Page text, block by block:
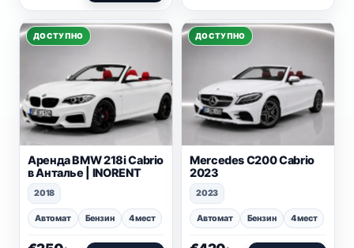
ДОСТУПНО
Аренда BMW 218i Cabrio
в Анталье | INORENT
2018
Автомат Бензин 4 мест
ДОСТУПНО
Mercedes C200 Cabrio
2023
2023
Автомат Бензин 4 мест